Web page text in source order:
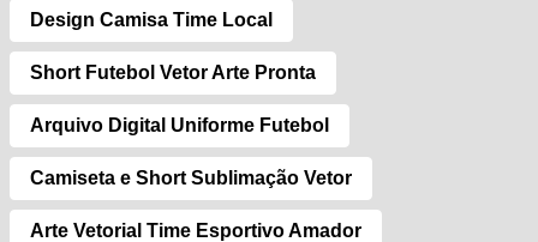
Design Camisa Time Local
Short Futebol Vetor Arte Pronta
Arquivo Digital Uniforme Futebol
Camiseta e Short Sublimação Vetor
Arte Vetorial Time Esportivo Amador